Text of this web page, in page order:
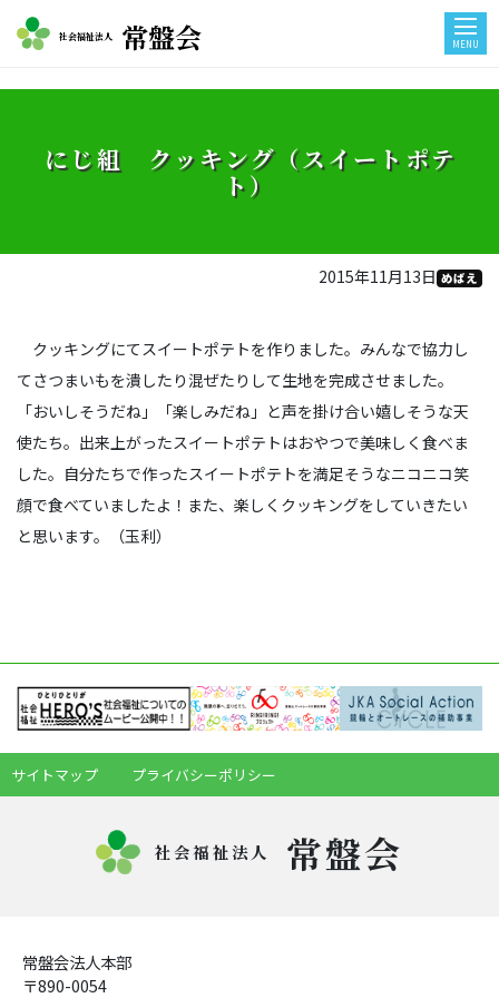
社会福祉法人 常盤会 MENU
にじ組 クッキング（スイートポテ
ト）
2015年11月13日 めばえ
クッキングにてスイートポテトを作りました。みんなで協力し
てさつまいもを潰したり混ぜたりして生地を完成させました。
「おいしそうだね」「楽しみだね」と声を掛け合い嬉しそうな天
使たち。出来上がったスイートポテトはおやつで美味しく食べま
した。自分たちで作ったスイートポテトを満足そうなニコニコ笑
顔で食べていましたよ！また、楽しくクッキングをしていきたい
と思います。（玉利）
サイトマップ プライバシーポリシー
社会福祉法人 常盤会
常盤会法人本部
〒890-0054